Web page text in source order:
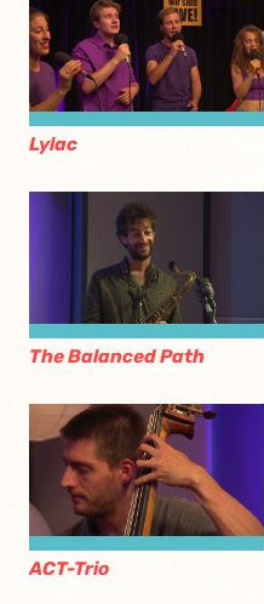
Lylac
The Balanced Path
ACT-Trio